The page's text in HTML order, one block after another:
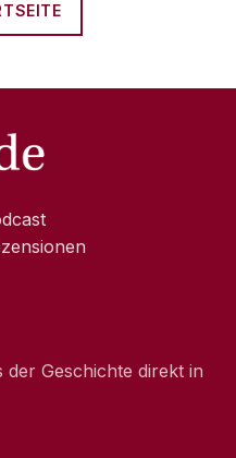
der Geschichte direkt in